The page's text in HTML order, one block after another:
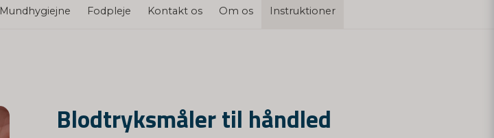
Mundhygiejne Fodpleje Kontakt os Om os Instruktioner
Blodtryksmåler til håndled